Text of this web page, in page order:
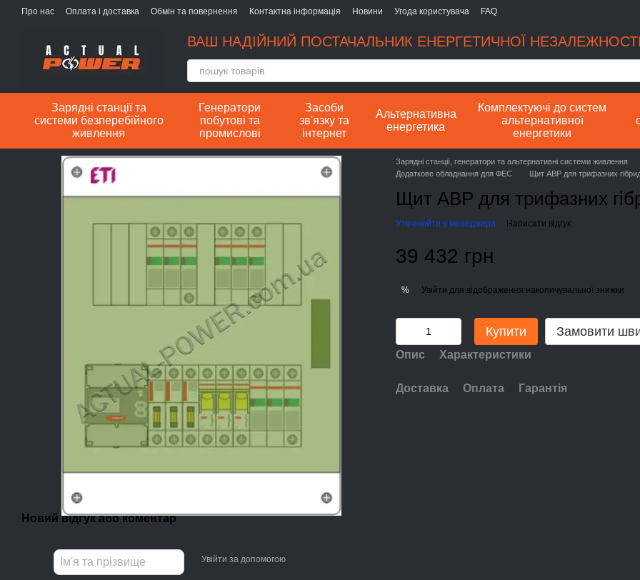
Перейти до основного контенту
Про нас Оплата і доставка Обмін та повернення Контактна інформація Новини Угода користувача FAQ
ВАШ НАДІЙНИЙ ПОСТАЧАЛЬНИК ЕНЕРГЕТИЧНОЇ
Зарядні станції та
системи безперебійного
живлення
Генератори
побутові та
промислові
Засоби
зв'язку та
інтернет
Альтернативна
енергетика
Комплектуючі до систем
альтернативної
енергетики
Новий відгук або коментар
Увійти за допомогою
Зарядні станції, генератори та альтернативні системи живлення
Додаткове обладнання для ФЕС
Щит АВР для трифазних
Щит АВР для трифазних
Уточнюйте у менеджера Написати відгук
39 432 грн
% Увійти для відображення накопичувальної знижки
Купити Замовити
Опис Характеристики
Доставка Оплата Гарантія